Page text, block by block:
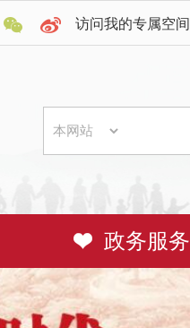
访问我的专属空间
政务服务